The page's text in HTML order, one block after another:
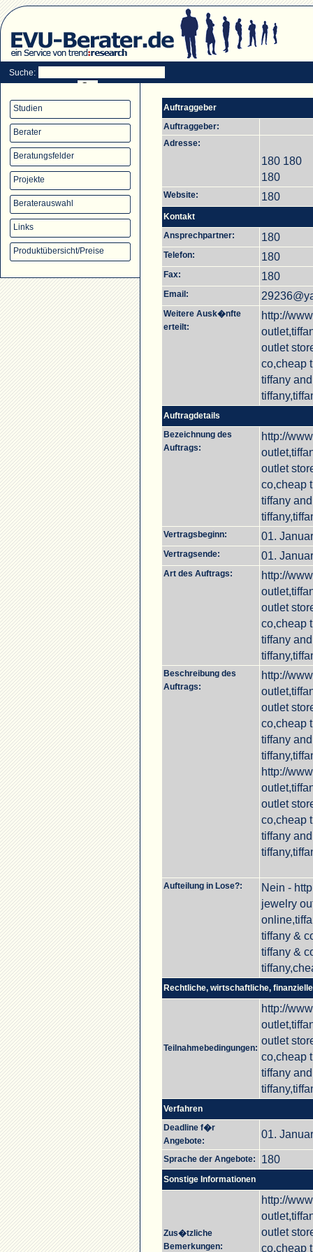
Suche:
Studien
Berater
Beratungsfelder
Projekte
Beraterauswahl
Links
Produktübersicht/Preise
Auftraggeber
Auftraggeber:
Adresse:
180 180
180
Website: 180
Kontakt
Ansprechpartner:
180
Telefon: 180
Fax: 180
Email:
Weitere Ausk�nfte
erteilt:
http://
outlet
co,cheap
tiffany
Auftragdetails
Bezeichnung des
Auftrags:
http://
outlet
co,cheap
tiffany
Vertragsbeginn: 01.
Vertragsende: 01.
Art des Auftrags:
http://
outlet
co,cheap
tiffany
Beschreibung des
Auftrags:
http://
outlet
co,cheap
tiffany
http://
outlet
co,cheap
tiffany
Aufteilung in Lose?:
Nein -
jewelry
tiffany &
tiffany &
Rechtliche, wirtschaftliche,
Teilnahmebedingungen:
http://
outlet
co,cheap
tiffany
Verfahren
Deadline f�r
Angebote:
01.
Sprache der Angebote: 180
Sonstige Informationen
Zus�tzliche
Bemerkungen:
http://
outlet
co,cheap